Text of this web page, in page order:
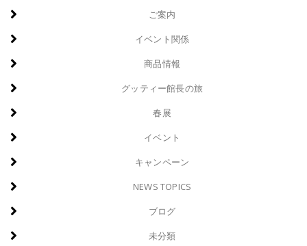
ご案内
イベント関係
商品情報
グッティー館長の旅
春展
イベント
キャンペーン
NEWS TOPICS
ブログ
未分類